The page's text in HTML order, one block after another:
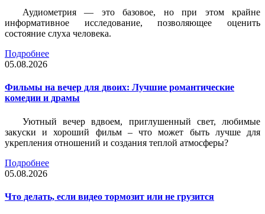
Аудиометрия — это базовое, но при этом крайне
информативное исследование, позволяющее оценить
состояние слуха человека.
Подробнее
05.08.2026
Фильмы на вечер для двоих: Лучшие романтические
комедии и драмы
Уютный вечер вдвоем, приглушенный свет, любимые
закуски и хороший фильм – что может быть лучше для
укрепления отношений и создания теплой атмосферы?
Подробнее
05.08.2026
Что делать, если видео тормозит или не грузится